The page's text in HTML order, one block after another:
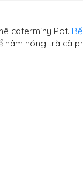
caferminy Pot.
hâm nóng trà cà